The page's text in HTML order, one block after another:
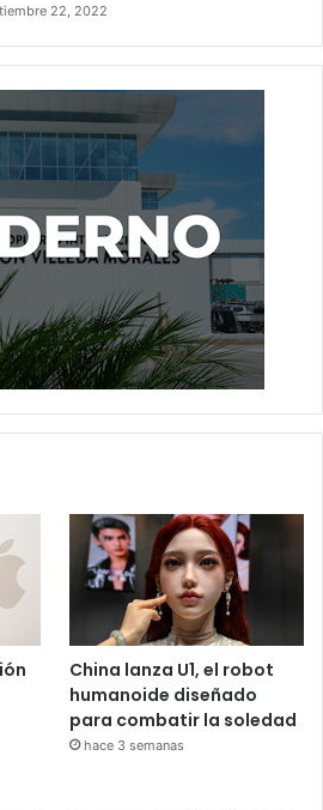
22, 2022
China lanza U1, el robot
humanoide diseñado
para combatir la soledad
hace 3 semanas